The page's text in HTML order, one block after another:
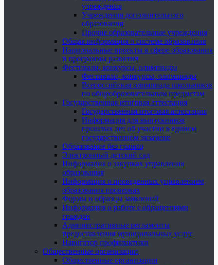
учреждения
Учреждения дополнительного
образования
Прочие образовательные учреждения
Общая информация о системе образования
Национальные проекты в сфере образования
и программы развития
Фестивали, конкурсы, олимпиады
Фестивали, конкурсы, олимпиады
Всероссийская олимпиада школьников
по общеобразовательным предметам
Государственная итоговая аттестация
Государственная итоговая аттестация
Информация для выпускников
прошлых лет об участии в едином
государственном экзамене
Образование без границ
Электронный детский сад
Информация о закупках управления
образования
Информация о проведенных управлением
образования проверках
Формы и образцы заявлений
Информация о работе с обращениями
граждан
Административные регламенты
предоставления муниципальных услуг
Навигатор профилактики
Общественные организации
Общественные организации